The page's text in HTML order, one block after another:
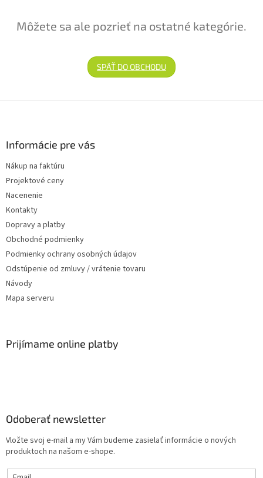
Môžete sa ale pozrieť na ostatné kategórie.
SPÄŤ DO OBCHODU
Informácie pre vás
Nákup na faktúru
Projektové ceny
Nacenenie
Kontakty
Dopravy a platby
Obchodné podmienky
Podmienky ochrany osobných údajov
Odstúpenie od zmluvy / vrátenie tovaru
Návody
Mapa serveru
Prijímame online platby
Odoberať newsletter
Vložte svoj e-mail a my Vám budeme zasielať informácie o nových
produktoch na našom e-shope.